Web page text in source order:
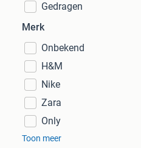
Gedragen
Merk
Onbekend
H&M
Nike
Zara
Only
Toon meer